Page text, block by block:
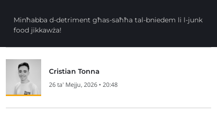
Minħabba d-detriment għas-saħħa tal-bniedem li l-junk
food jikkawża!
Cristian Tonna
26 ta' Mejju, 2026 • 20:48